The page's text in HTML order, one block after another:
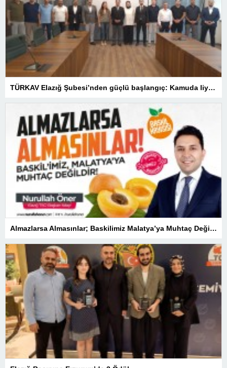
TÜRKAV Elazığ Şubesi’nden güçlü başlangıç: Kamuda liyakatin en gür sesi olacağız
Almazlarsa Almasınlar; Baskilimiz Malatya’ya Muhtaç Değildir